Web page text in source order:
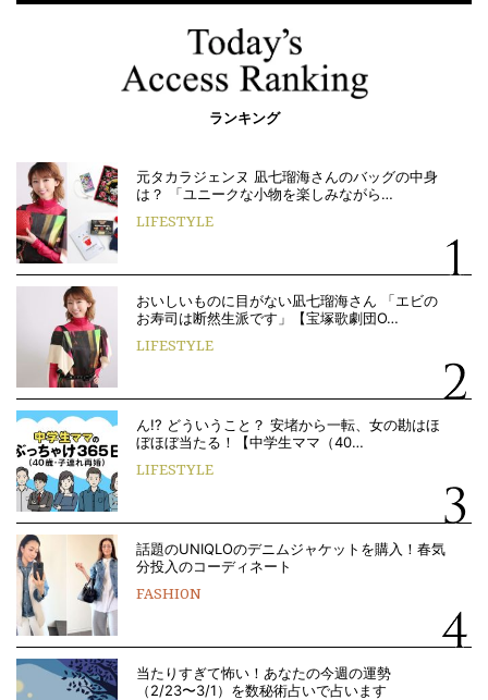
ランキング
元タカラジェンヌ 凪七瑠海さんのバッグの中身
は？ 「ユニークな小物を楽しみながら…
LIFESTYLE
おいしいものに目がない凪七瑠海さん 「エビの
お寿司は断然生派です」【宝塚歌劇団O…
LIFESTYLE
ん!? どういうこと？ 安堵から一転、女の勘はほ
ぼほぼ当たる！【中学生ママ（40…
LIFESTYLE
話題のUNIQLOのデニムジャケットを購入！春気
分投入のコーディネート
FASHION
当たりすぎて怖い！あなたの今週の運勢
（2/23〜3/1）を数秘術占いで占います